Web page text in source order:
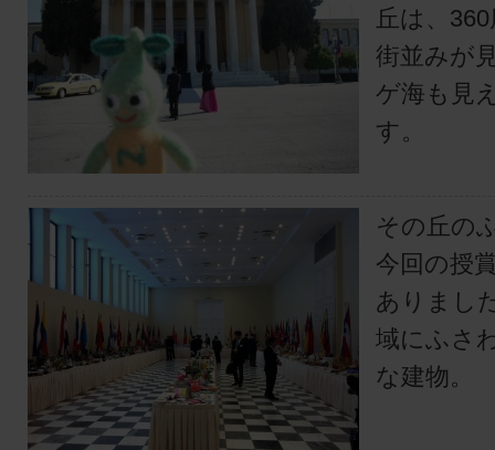
丘は、
街並みが
ゲ海も見
す。
その丘の
今回の授
ありまし
域にふさ
な建物。